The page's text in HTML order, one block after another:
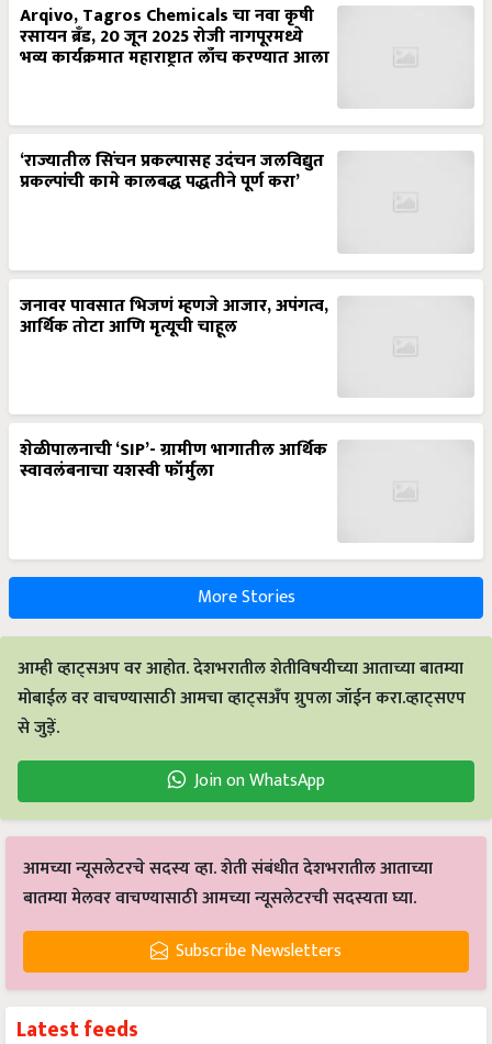
Arqivo, Tagros Chemicals चा नवा कृषी
रसायन ब्रँड, 20 जून 2025 रोजी नागपूरमध्ये
भव्य कार्यक्रमात महाराष्ट्रात लाँच करण्यात आला
‘राज्यातील सिंचन प्रकल्पासह उदंचन जलविद्युत
प्रकल्पांची कामे कालबद्ध पद्धतीने पूर्ण करा’
जनावर पावसात भिजणं म्हणजे आजार, अपंगत्व,
आर्थिक तोटा आणि मृत्यूची चाहूल
शेळीपालनाची ‘SIP’- ग्रामीण भागातील आर्थिक
स्वावलंबनाचा यशस्वी फॉर्मुला
More Stories
आम्ही व्हाट्सअप वर आहोत. देशभरातील शेतीविषयीच्या आताच्या बातम्या
मोबाईल वर वाचण्यासाठी आमचा व्हाट्सअँप ग्रुपला जॉईन करा.व्हाट्सएप
से जुड़ें.
Join on WhatsApp
आमच्या न्यूसलेटरचे सदस्य व्हा. शेती संबंधीत देशभरातील आताच्या
बातम्या मेलवर वाचण्यासाठी आमच्या न्यूसलेटरची सदस्यता घ्या.
Subscribe Newsletters
Latest feeds